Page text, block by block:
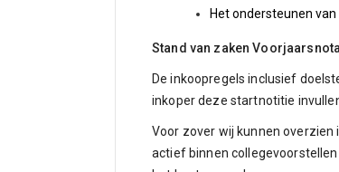
Het ondersteunen
Stand van zaken
De inkoopregels inclusief
inkoper deze startnotitie
Voor zover wij kunnen
actief binnen